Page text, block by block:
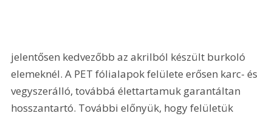
jelentősen kedvezőbb az akrilból készült burkoló
elemeknél. A PET fólialapok felülete erősen karc- és
vegyszerálló, továbbá élettartamuk garantáltan
hosszantartó. További előnyük, hogy felületük